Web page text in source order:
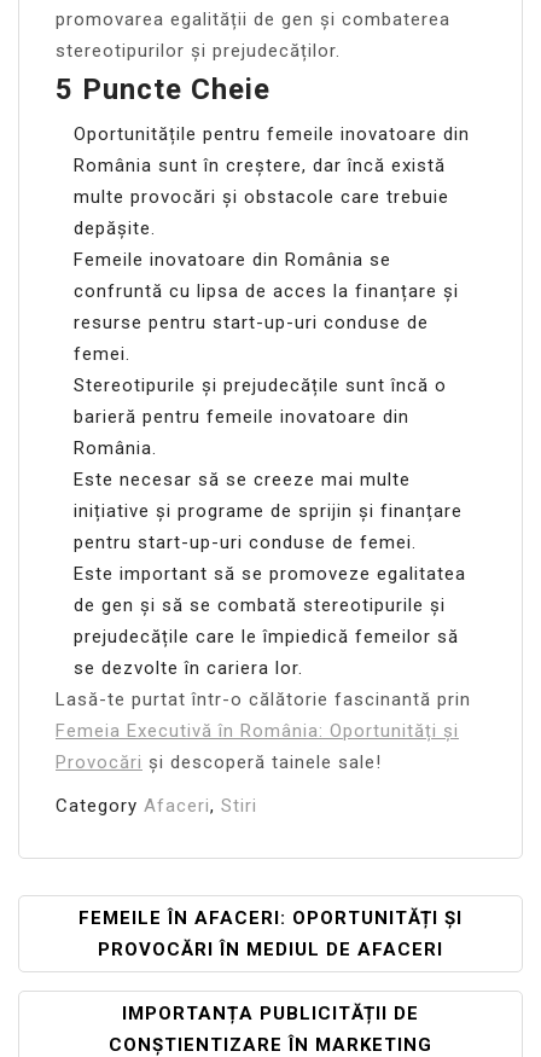
promovarea egalității de gen și combaterea
stereotipurilor și prejudecăților.
5 Puncte Cheie
Oportunitățile pentru femeile inovatoare din
România sunt în creștere, dar încă există
multe provocări și obstacole care trebuie
depășite.
Femeile inovatoare din România se
confruntă cu lipsa de acces la finanțare și
resurse pentru start-up-uri conduse de
femei.
Stereotipurile și prejudecățile sunt încă o
barieră pentru femeile inovatoare din
România.
Este necesar să se creeze mai multe
inițiative și programe de sprijin și finanțare
pentru start-up-uri conduse de femei.
Este important să se promoveze egalitatea
de gen și să se combată stereotipurile și
prejudecățile care le împiedică femeilor să
se dezvolte în cariera lor.
Lasă-te purtat într-o călătorie fascinantă prin
Femeia Executivă în România: Oportunități și
Provocări și descoperă tainele sale!
Category Afaceri, Stiri
Navigare
În
Articole
FEMEILE ÎN AFACERI: OPORTUNITĂȚI ȘI
PROVOCĂRI ÎN MEDIUL DE AFACERI
IMPORTANȚA PUBLICITĂȚII DE
CONȘTIENTIZARE ÎN MARKETING